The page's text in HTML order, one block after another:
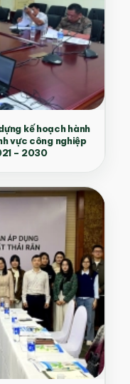
kế hoạch hành
vực công nghiệp
– 2030